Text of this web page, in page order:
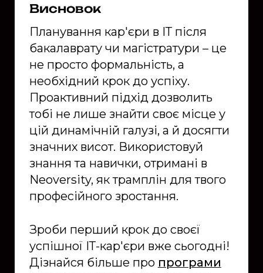
Висновок
Планування кар'єри в ІТ після
бакалаврату чи магістратури – це
не просто формальність, а
необхідний крок до успіху.
Проактивний підхід дозволить
тобі не лише знайти своє місце у
цій динамічній галузі, а й досягти
значних висот. Використовуй
знання та навички, отримані в
Neoversity, як трамплін для твого
професійного зростання.
Зроби перший крок до своєї
успішної ІТ-кар'єри вже сьогодні!
Дізнайся більше про програми